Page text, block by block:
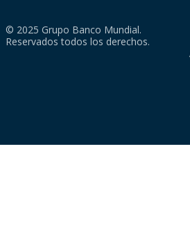
© 2025 Grupo Banco Mundial.
Reservados todos los derechos.